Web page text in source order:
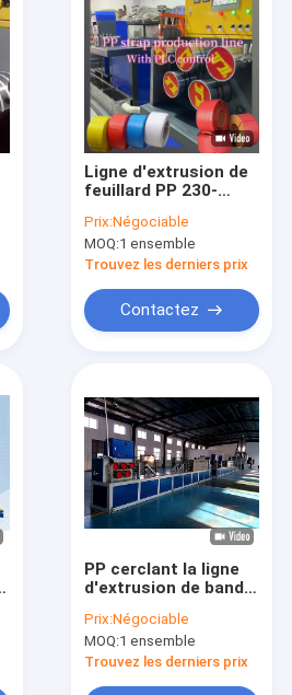
Ligne d'extrusion de
feuillard PP 230-
feuillard PP avec
enrouleur
automatique et
Prix:Négociable
MOQ:1 ensemble
Trouvez les derniers prix
Contactez
PP cerclant la ligne
d'extrusion de bande
courroie du polyester
pp faisant la machine
Prix:Négociable
MOQ:1 ensemble
Trouvez les derniers prix